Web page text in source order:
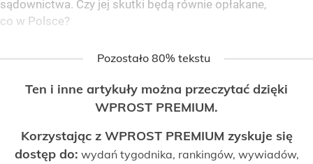
sądownictwa. Czy jej skutki będą równie opłakane,
co w Polsce?
Pozostało 80% tekstu
Ten i inne artykuły można przeczytać dzięki
WPROST PREMIUM.
Korzystając z WPROST PREMIUM zyskuje się
dostęp do: wydań tygodnika, rankingów, wywiadów,